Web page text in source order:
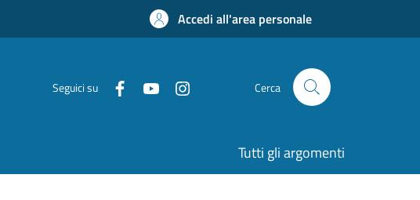
Accedi all'area personale
Seguici su Cerca
Tutti gli argomenti